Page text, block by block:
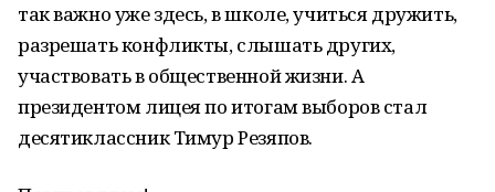
так важно уже здесь, в школе, учиться дружить,
разрешать конфликты, слышать других,
участвовать в общественной жизни. А
президентом лицея по итогам выборов стал
десятиклассник Тимур Резяпов.